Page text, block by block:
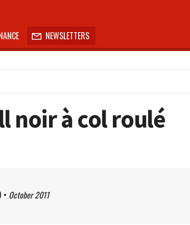
 NEWSLETTERS
noir à col roulé
• October 2011